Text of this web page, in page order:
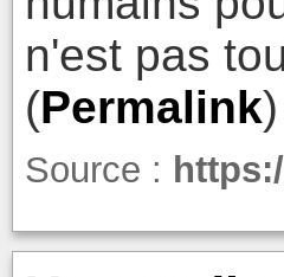
n'est pas
(Permalink)
Source :